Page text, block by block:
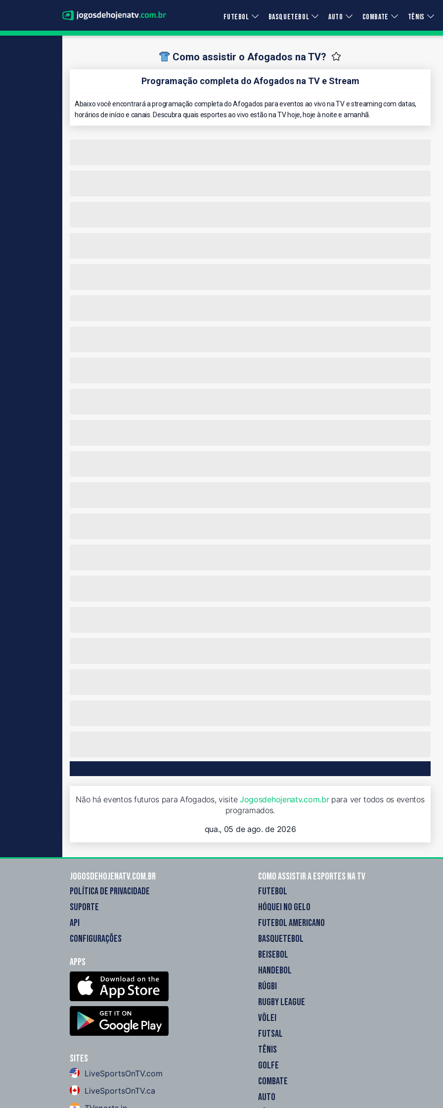
FUTEBOL BASQUETEBOL AUTO COMBATE TÊNIS
Como assistir o Afogados na TV?
Programação completa do Afogados na TV e Stream
Abaixo você encontrará a programação completa do Afogados para eventos ao vivo na TV e streaming com datas,
horários de início e canais. Descubra quais esportes ao vivo estão na TV hoje, hoje à noite e amanhã.
Não há eventos futuros para Afogados, visite Jogosdehojenatv.com.brpara ver todos os eventos
programados.
qua., 05 de ago. de 2026
Jogosdehojenatv.com.br
POLÍTICA DE PRIVACIDADE
SUPORTE
API
CONFIGURAÇÕES
Apps
Sites
LiveSportsOnTV.com
LiveSportsOnTV.ca
Como assistir a esportes na TV
FUTEBOL
HÓQUEI NO GELO
FUTEBOL AMERICANO
BASQUETEBOL
BEISEBOL
HANDEBOL
RÚGBI
RUGBY LEAGUE
VÔLEI
FUTSAL
TÊNIS
GOLFE
COMBATE
AUTO